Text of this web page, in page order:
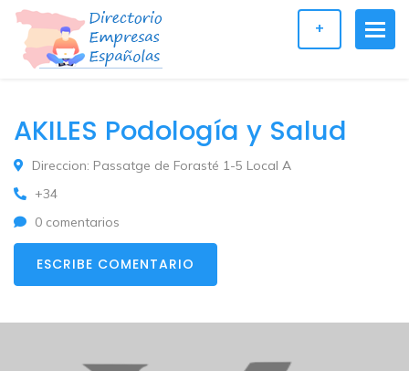
+
AKILES Podología y Salud
Direccion: Passatge de Forasté 1-5 Local A
+34
0 comentarios
ESCRIBE COMENTARIO